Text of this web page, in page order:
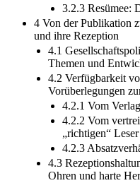
3.2.3 Resümee:
4 Von der Publikation
und ihre Rezeption
4.1
Themen und
4.2 Verfügbarkeit
Vorüberlegungen
4.2.1 Vom
4.2.2 Vom
„richtigen“ Leser
4.2.3
4.3
Ohren und harte